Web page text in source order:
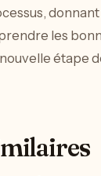
les
étape